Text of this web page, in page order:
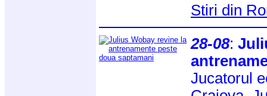
Stiri din
28-08:
Jucatorul